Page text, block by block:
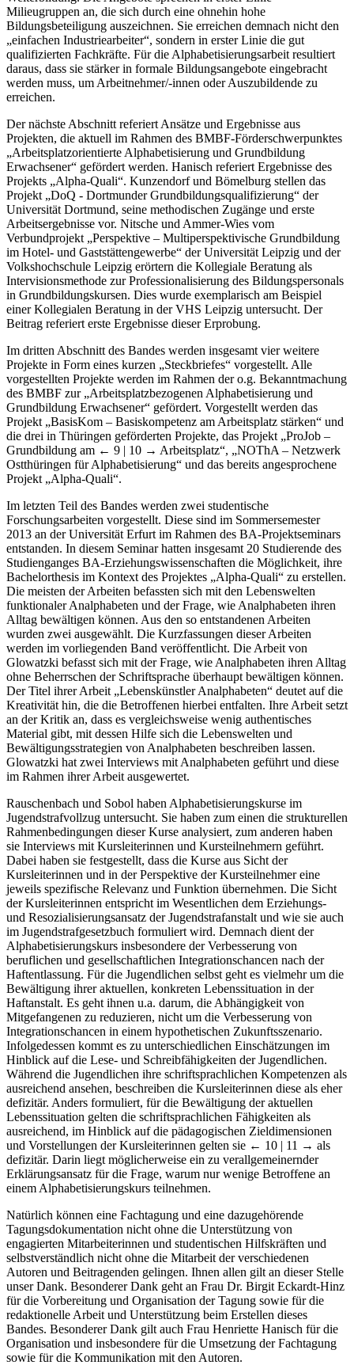
Milieugruppen an, die sich durch eine ohnehin hohe
Bildungsbeteiligung auszeichnen. Sie erreichen demnach nicht den
„einfachen Industriearbeiter“, sondern in erster Linie die gut
qualifizierten Fachkräfte. Für die Alphabetisierungsarbeit resultiert
daraus, dass sie stärker in formale Bildungsangebote eingebracht
werden muss, um Arbeitnehmer/-innen oder Auszubildende zu
erreichen.
Der nächste Abschnitt referiert Ansätze und Ergebnisse aus
Projekten, die aktuell im Rahmen des BMBF-Förderschwerpunktes
„Arbeitsplatzorientierte Alphabetisierung und Grundbildung
Erwachsener“ gefördert werden. Hanisch referiert Ergebnisse des
Projekts „Alpha-Quali“. Kunzendorf und Bömelburg stellen das
Projekt „DoQ - Dortmunder Grundbildungsqualifizierung“ der
Universität Dortmund, seine methodischen Zugänge und erste
Arbeitsergebnisse vor. Nitsche und Ammer-Wies vom
Verbundprojekt „Perspektive – Multiperspektivische Grundbildung
im Hotel- und Gaststättengewerbe“ der Universität Leipzig und der
Volkshochschule Leipzig erörtern die Kollegiale Beratung als
Intervisionsmethode zur Professionalisierung des Bildungspersonals
in Grundbildungskursen. Dies wurde exemplarisch am Beispiel
einer Kollegialen Beratung in der VHS Leipzig untersucht. Der
Beitrag referiert erste Ergebnisse dieser Erprobung.
Im dritten Abschnitt des Bandes werden insgesamt vier weitere
Projekte in Form eines kurzen „Steckbriefes“ vorgestellt. Alle
vorgestellten Projekte werden im Rahmen der o.g. Bekanntmachung
des BMBF zur „Arbeitsplatzbezogenen Alphabetisierung und
Grundbildung Erwachsener“ gefördert. Vorgestellt werden das
Projekt „BasisKom – Basiskompetenz am Arbeitsplatz stärken“ und
die drei in Thüringen geförderten Projekte, das Projekt „ProJob –
Grundbildung am ← 9 | 10 → Arbeitsplatz“, „NOThA – Netzwerk
Ostthüringen für Alphabetisierung“ und das bereits angesprochene
Projekt „Alpha-Quali“.
Im letzten Teil des Bandes werden zwei studentische
Forschungsarbeiten vorgestellt. Diese sind im Sommersemester
2013 an der Universität Erfurt im Rahmen des BA-Projektseminars
entstanden. In diesem Seminar hatten insgesamt 20 Studierende des
Studienganges BA-Erziehungswissenschaften die Möglichkeit, ihre
Bachelorthesis im Kontext des Projektes „Alpha-Quali“ zu erstellen.
Die meisten der Arbeiten befassten sich mit den Lebenswelten
funktionaler Analphabeten und der Frage, wie Analphabeten ihren
Alltag bewältigen können. Aus den so entstandenen Arbeiten
wurden zwei ausgewählt. Die Kurzfassungen dieser Arbeiten
werden im vorliegenden Band veröffentlicht. Die Arbeit von
Glowatzki befasst sich mit der Frage, wie Analphabeten ihren Alltag
ohne Beherrschen der Schriftsprache überhaupt bewältigen können.
Der Titel ihrer Arbeit „Lebenskünstler Analphabeten“ deutet auf die
Kreativität hin, die die Betroffenen hierbei entfalten. Ihre Arbeit setzt
an der Kritik an, dass es vergleichsweise wenig authentisches
Material gibt, mit dessen Hilfe sich die Lebenswelten und
Bewältigungsstrategien von Analphabeten beschreiben lassen.
Glowatzki hat zwei Interviews mit Analphabeten geführt und diese
im Rahmen ihrer Arbeit ausgewertet.
Rauschenbach und Sobol haben Alphabetisierungskurse im
Jugendstrafvollzug untersucht. Sie haben zum einen die strukturellen
Rahmenbedingungen dieser Kurse analysiert, zum anderen haben
sie Interviews mit Kursleiterinnen und Kursteilnehmern geführt.
Dabei haben sie festgestellt, dass die Kurse aus Sicht der
Kursleiterinnen und in der Perspektive der Kursteilnehmer eine
jeweils spezifische Relevanz und Funktion übernehmen. Die Sicht
der Kursleiterinnen entspricht im Wesentlichen dem Erziehungs-
und Resozialisierungsansatz der Jugendstrafanstalt und wie sie auch
im Jugendstrafgesetzbuch formuliert wird. Demnach dient der
Alphabetisierungskurs insbesondere der Verbesserung von
beruflichen und gesellschaftlichen Integrationschancen nach der
Haftentlassung. Für die Jugendlichen selbst geht es vielmehr um die
Bewältigung ihrer aktuellen, konkreten Lebenssituation in der
Haftanstalt. Es geht ihnen u.a. darum, die Abhängigkeit von
Mitgefangenen zu reduzieren, nicht um die Verbesserung von
Integrationschancen in einem hypothetischen Zukunftsszenario.
Infolgedessen kommt es zu unterschiedlichen Einschätzungen im
Hinblick auf die Lese- und Schreibfähigkeiten der Jugendlichen.
Während die Jugendlichen ihre schriftsprachlichen Kompetenzen als
ausreichend ansehen, beschreiben die Kursleiterinnen diese als eher
defizitär. Anders formuliert, für die Bewältigung der aktuellen
Lebenssituation gelten die schriftsprachlichen Fähigkeiten als
ausreichend, im Hinblick auf die pädagogischen Zieldimensionen
und Vorstellungen der Kursleiterinnen gelten sie ← 10 | 11 → als
defizitär. Darin liegt möglicherweise ein zu verallgemeinernder
Erklärungsansatz für die Frage, warum nur wenige Betroffene an
einem Alphabetisierungskurs teilnehmen.
Natürlich können eine Fachtagung und eine dazugehörende
Tagungsdokumentation nicht ohne die Unterstützung von
engagierten Mitarbeiterinnen und studentischen Hilfskräften und
selbstverständlich nicht ohne die Mitarbeit der verschiedenen
Autoren und Beitragenden gelingen. Ihnen allen gilt an dieser Stelle
unser Dank. Besonderer Dank geht an Frau Dr. Birgit Eckardt-Hinz
für die Vorbereitung und Organisation der Tagung sowie für die
redaktionelle Arbeit und Unterstützung beim Erstellen dieses
Bandes. Besonderer Dank gilt auch Frau Henriette Hanisch für die
Organisation und insbesondere für die Umsetzung der Fachtagung
sowie für die Kommunikation mit den Autoren.